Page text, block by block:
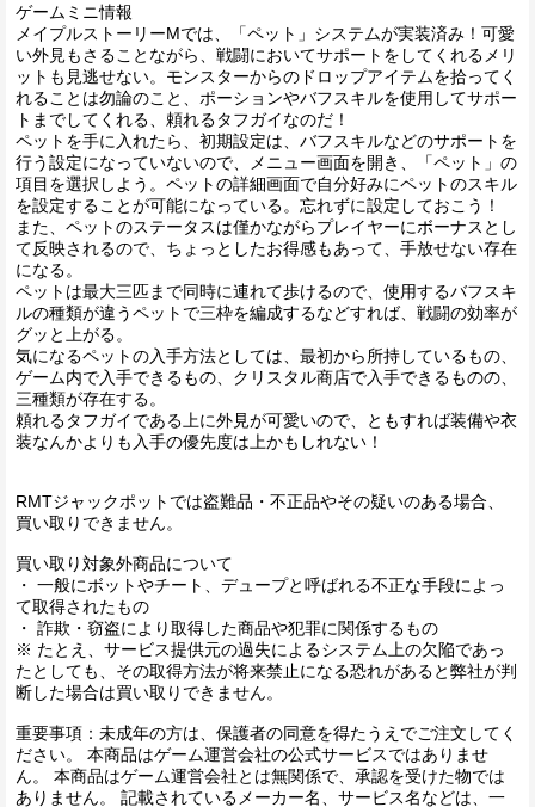
ゲームミニ情報
メイプルストーリーMでは、「ペット」システムが実装済み！可愛
い外見もさることながら、戦闘においてサポートをしてくれるメリ
ットも見逃せない。モンスターからのドロップアイテムを拾ってく
れることは勿論のこと、ポーションやバフスキルを使用してサポー
トまでしてくれる、頼れるタフガイなのだ！
ペットを手に入れたら、初期設定は、バフスキルなどのサポートを
行う設定になっていないので、メニュー画面を開き、「ペット」の
項目を選択しよう。ペットの詳細画面で自分好みにペットのスキル
を設定することが可能になっている。忘れずに設定しておこう！
また、ペットのステータスは僅かながらプレイヤーにボーナスとし
て反映されるので、ちょっとしたお得感もあって、手放せない存在
になる。
ペットは最大三匹まで同時に連れて歩けるので、使用するバフスキ
ルの種類が違うペットで三枠を編成するなどすれば、戦闘の効率が
グッと上がる。
気になるペットの入手方法としては、最初から所持しているもの、
ゲーム内で入手できるもの、クリスタル商店で入手できるものの、
三種類が存在する。
頼れるタフガイである上に外見が可愛いので、ともすれば装備や衣
装なんかよりも入手の優先度は上かもしれない！
RMTジャックポットでは盗難品・不正品やその疑いのある場合、
買い取りできません。
買い取り対象外商品について
・ 一般にボットやチート、デュープと呼ばれる不正な手段によっ
て取得されたもの
・ 詐欺・窃盗により取得した商品や犯罪に関係するもの
※ たとえ、サービス提供元の過失によるシステム上の欠陥であっ
たとしても、その取得方法が将来禁止になる恐れがあると弊社が判
断した場合は買い取りできません。
重要事項：未成年の方は、保護者の同意を得たうえでご注文してく
ださい。 本商品はゲーム運営会社の公式サービスではありませ
ん。 本商品はゲーム運営会社とは無関係で、承認を受けた物では
ありません。 記載されているメーカー名、サービス名などは、一